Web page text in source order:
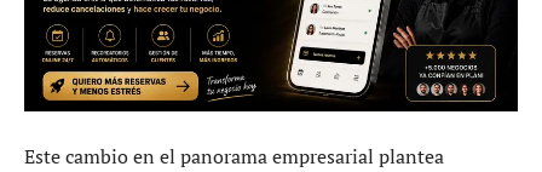
Este cambio en el panorama empresarial plantea